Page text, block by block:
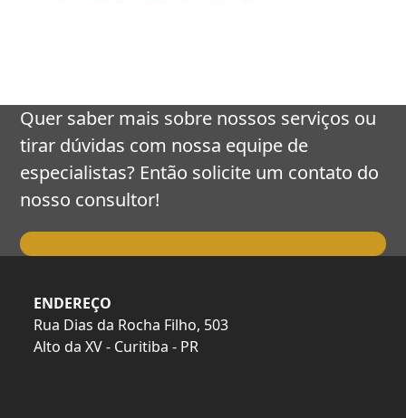
carousel
navigation
buttons
Quer saber mais sobre nossos serviços ou
tirar dúvidas com nossa equipe de
especialistas? Então solicite um contato do
nosso consultor!
ENDEREÇO
Rua Dias da Rocha Filho, 503
Alto da XV - Curitiba - PR